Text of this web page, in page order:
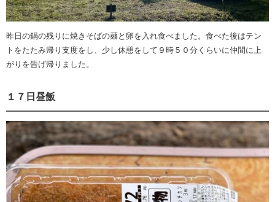
昨日の鍋の残りに焼きそばの麺と卵を入れ食べました。食べた後はテン
トをたたみ帰り支度をし、少し休憩をして９時５０分くらいに仲間に上
がりを告げ帰りました。
１７日昼飯